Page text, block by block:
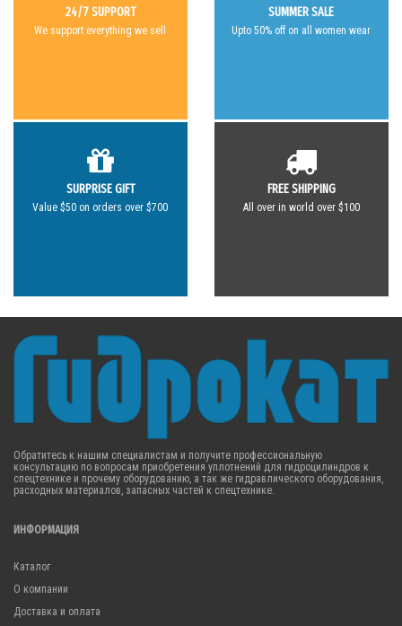
24/7 SUPPORT
We support everything we sell
SUMMER SALE
Upto 50% off on all women wear
SURPRISE GIFT
Value $50 on orders over $700
FREE SHIPPING
All over in world over $100
Обратитесь к нашим специалистам и получите профессиональную
консультацию по вопросам приобретения уплотнений для гидроцилиндров к
спецтехнике и прочему оборудованию, а так же гидравлического оборудования,
расходных материалов, запасных частей к спецтехнике.
ИНФОРМАЦИЯ
Каталог
О компании
Доставка и оплата